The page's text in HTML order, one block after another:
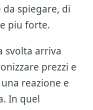
spiegare, di
piu forte.
svolta arriva
prezzi e
reazione e
In quel